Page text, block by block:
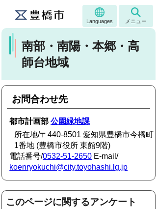
Languages メニュー
南部・南陽・本郷・高
師台地域
お問合わせ先
都市計画部公園緑地課
所在地/〒440-8501 愛知県豊橋市今橋町
1番地 (豊橋市役所 東館9階)
電話番号/0532-51-2650 E-mail/
koenryokuchi@city.toyohashi.lg.jp
このページに関するアンケート